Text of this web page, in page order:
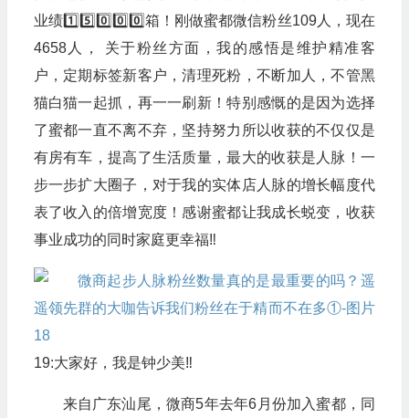
业绩1️⃣5️⃣0️⃣0️⃣0️⃣箱！刚做蜜都微信粉丝109人，现在
4658人， 关于粉丝方面，我的感悟是维护精准客
户，定期标签新客户，清理死粉，不断加人，不管黑
猫白猫一起抓，再一一刷新！特别感慨的是因为选择
了蜜都一直不离不弃，坚持努力所以收获的不仅仅是
有房有车，提高了生活质量，最大的收获是人脉！一
步一步扩大圈子，对于我的实体店人脉的增长幅度代
表了收入的倍增宽度！感谢蜜都让我成长蜕变，收获
事业成功的同时家庭更幸福‼️
19:大家好，我是钟少美‼️
来自广东汕尾，微商5年去年6月份加入蜜都，同